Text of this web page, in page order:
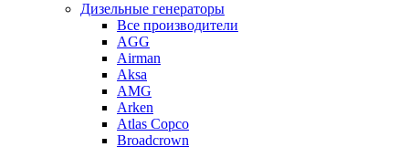
Дизельные генераторы
Все производители
AGG
Airman
Aksa
AMG
Arken
Atlas Copco
Broadcrown